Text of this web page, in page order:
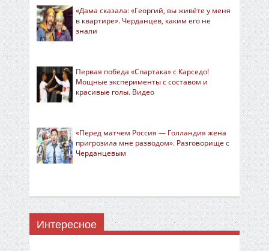
«Дама сказала: «Георгий, вы живёте у меня
в квартире». Черданцев, каким его не
знали
Первая победа «Спартака» с Карседо!
Мощные эксперименты с составом и
красивые голы. Видео
«Перед матчем Россия — Голландия жена
пригрозила мне разводом». Разговорище с
Черданцевым
Интересное